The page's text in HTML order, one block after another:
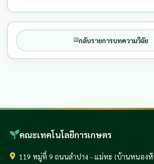
กลับรายการบทความวิจัย
คณะเทคโนโลยีการเกษตร
119 หมู่ที่ 9 ถนนลำปาง - แม่ทะ (บ้านหนอง